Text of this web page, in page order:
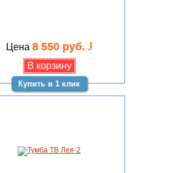
Цена 8 550 руб. J
Купить в 1 клик